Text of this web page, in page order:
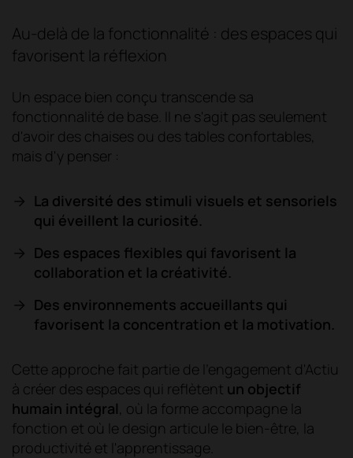
Au-delà de la fonctionnalité : des espaces qui
favorisent la réflexion
Un espace bien conçu transcende sa
fonctionnalité de base. Il ne s'agit pas seulement
d'avoir des chaises ou des tables confortables,
mais d'y penser :
La diversité des stimuli visuels et sensoriels
qui éveillent la curiosité.
Des espaces flexibles qui favorisent la
collaboration et la créativité.
Des environnements accueillants qui
favorisent la concentration et la motivation.
Cette approche fait partie de l'engagement d'Actiu
à créer des espaces qui reflètent un objectif
humain intégral, où la forme accompagne la
fonction et où le design articule le bien-être, la
productivité et l'apprentissage.